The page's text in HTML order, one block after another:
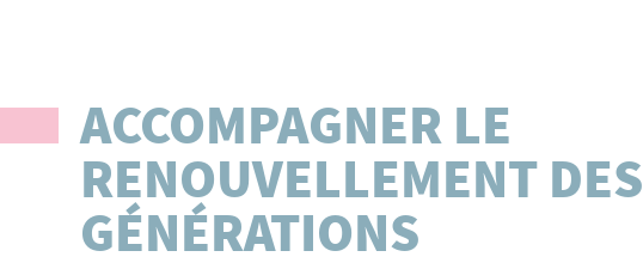
ACCOMPAGNER LE
RENOUVELLEMENT DES
GÉNÉRATIONS